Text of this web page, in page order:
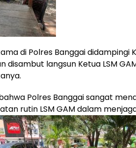
di Polres Banggai didampingi
disambut langsun Ketua LSM
Polres Banggai sangat
rutin LSM GAM dalam